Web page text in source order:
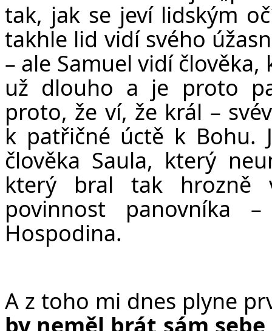
tak, jak se jeví lidským
takhle lid vidí svého
– ale Samuel vidí
už dlouho a je proto
proto, že ví, že král –
k patřičné úctě k Bohu.
člověka Saula, který
který bral tak hrozně
povinnost panovníka
Hospodina.
A z toho mi dnes plyne
by neměl brát sám